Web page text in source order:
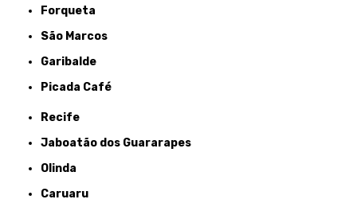
Forqueta
São Marcos
Garibalde
Picada Café
Recife
Jaboatão dos Guararapes
Olinda
Caruaru